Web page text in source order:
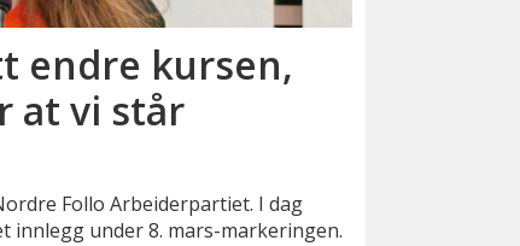
endre kursen,
at vi står
Follo Arbeiderpartiet. I dag
innlegg under 8. mars-markeringen.